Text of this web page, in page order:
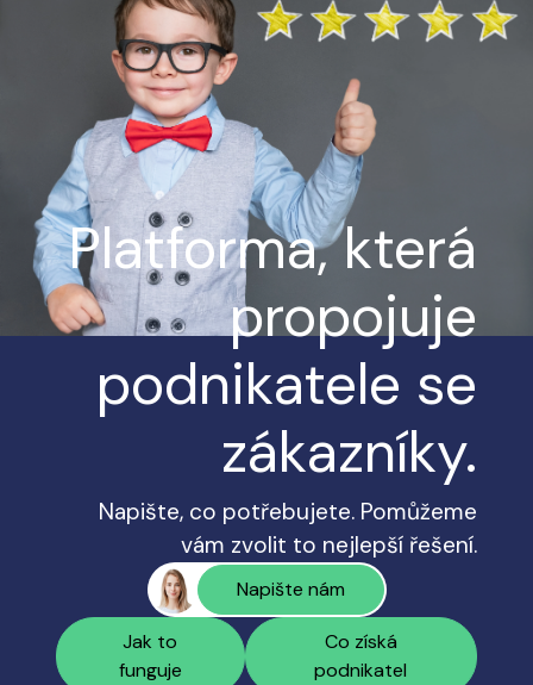
Platforma, která
propojuje
podnikatele se
zákazníky.
Napište, co potřebujete. Pomůžeme
vám zvolit to nejlepší řešení.
Napište nám
Jak to
funguje
Co získá
podnikatel